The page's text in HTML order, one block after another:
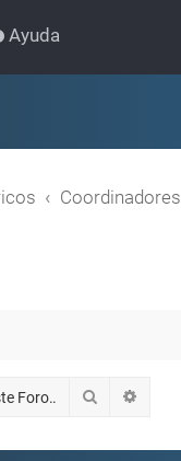
Ayuda
Buscar